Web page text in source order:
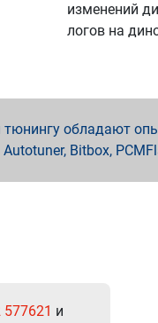
изменений
логов на
обладают
Bitbox,
и